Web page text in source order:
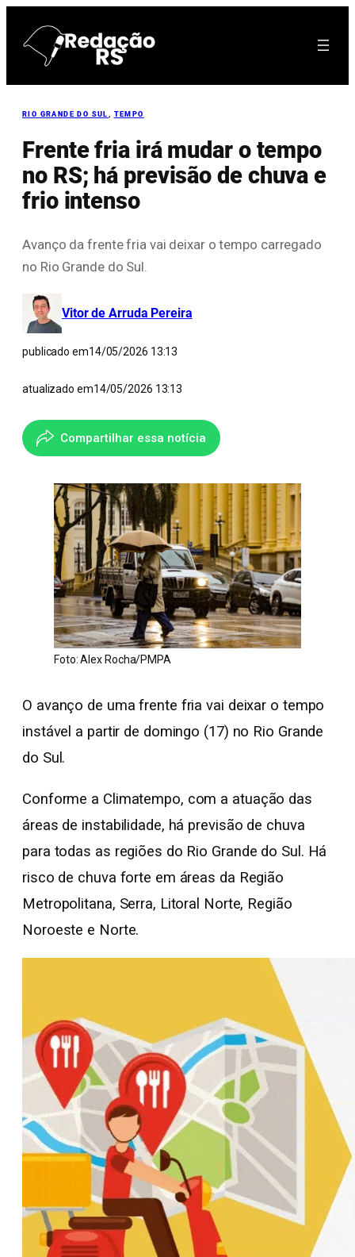
para
RIO GRANDE DO SUL , TEMPO
Frente fria irá mudar o tempo
no RS; há previsão de chuva e
frio intenso
Avanço da frente fria vai deixar o tempo carregado
no Rio Grande do Sul.
Vitor de Arruda Pereira
publicado em14/05/2026 13:13
atualizado em14/05/2026 13:13
Compartilhar essa notícia
Foto: Alex Rocha/PMPA
O avanço de uma frente fria vai deixar o tempo
instável a partir de domingo (17) no Rio Grande
do Sul.
Conforme a Climatempo, com a atuação das
áreas de instabilidade, há previsão de chuva
para todas as regiões do Rio Grande do Sul. Há
risco de chuva forte em áreas da Região
Metropolitana, Serra, Litoral Norte, Região
Noroeste e Norte.